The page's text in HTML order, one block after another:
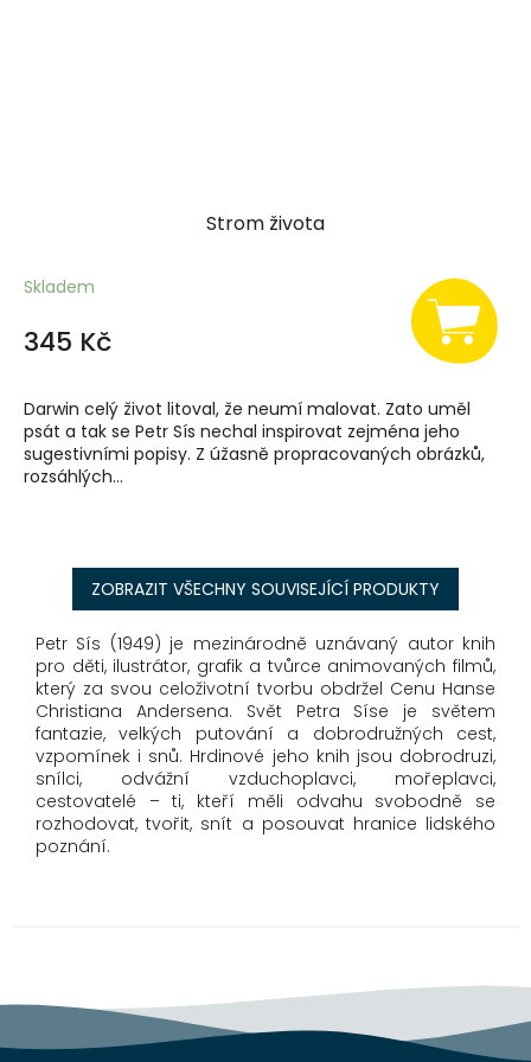
Strom života
Skladem
345 Kč
Darwin celý život litoval, že neumí malovat. Zato uměl
psát a tak se Petr Sís nechal inspirovat zejména jeho
sugestivními popisy. Z úžasně propracovaných obrázků,
rozsáhlých...
ZOBRAZIT VŠECHNY SOUVISEJÍCÍ PRODUKTY
Petr Sís (1949) je mezinárodně uznávaný autor knih
pro děti, ilustrátor, grafik a tvůrce animovaných filmů,
který za svou celoživotní tvorbu obdržel Cenu Hanse
Christiana Andersena. Svět Petra Síse je světem
fantazie, velkých putování a dobrodružných cest,
vzpomínek i snů. Hrdinové jeho knih jsou dobrodruzi,
snílci, odvážní vzduchoplavci, mořeplavci,
cestovatelé – ti, kteří měli odvahu svobodně se
rozhodovat, tvořit, snít a posouvat hranice lidského
poznání.